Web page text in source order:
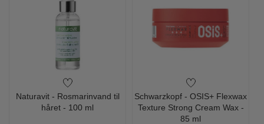
Naturavit - Rosmarinvand til
håret - 100 ml
Schwarzkopf - OSIS+ Flexwax
Texture Strong Cream Wax -
85 ml